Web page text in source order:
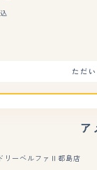
ただ
ア
リーベルファⅡ都島店